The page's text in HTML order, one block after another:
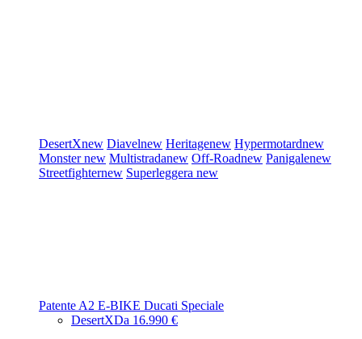
DesertXnew Diavelnew Heritagenew Hypermotardnew
Monsternew Multistradanew Off-Roadnew Panigalenew
Streetfighternew Superleggera new
Patente A2 E-BIKE Ducati Speciale
DesertXDa 16.990 €